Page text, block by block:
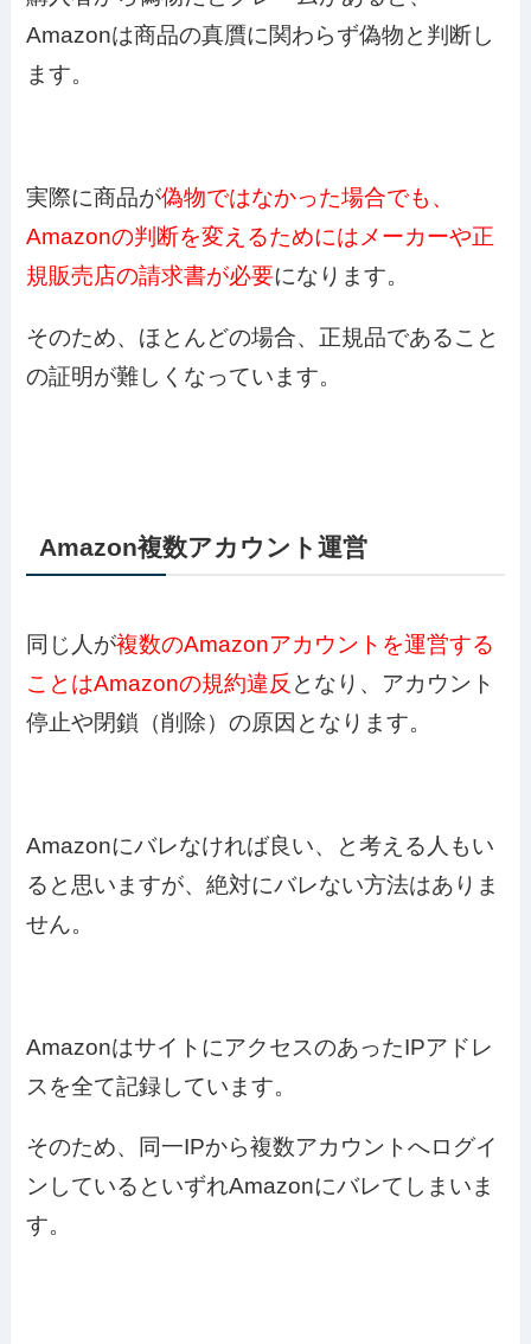
Amazonは商品の真贋に関わらず偽物と判断し
ます。
実際に商品が偽物ではなかった場合でも、
Amazonの判断を変えるためにはメーカーや正
規販売店の請求書が必要になります。
そのため、ほとんどの場合、正規品であること
の証明が難しくなっています。
Amazon複数アカウント運営
同じ人が複数のAmazonアカウントを運営する
ことはAmazonの規約違反 となり、アカウント
停止や閉鎖（削除）の原因となります。
Amazonにバレなければ良い、と考える人もい
ると思いますが、絶対にバレない方法はありま
せん。
AmazonはサイトにアクセスのあったIPアドレ
スを全て記録しています。
そのため、同一IPから複数アカウントへログイ
ンしているといずれAmazonにバレてしまいま
す。